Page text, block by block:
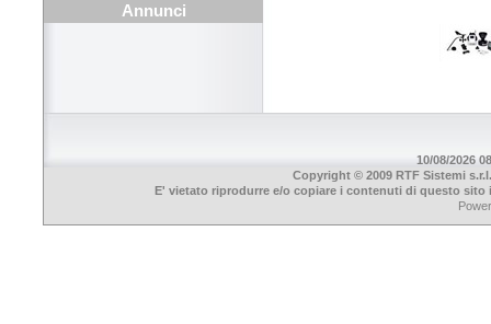
Annunci
10/08/2026
Copyright © 2009 RTF Sistemi
E' vietato riprodurre e/o copiare i contenuti di questo